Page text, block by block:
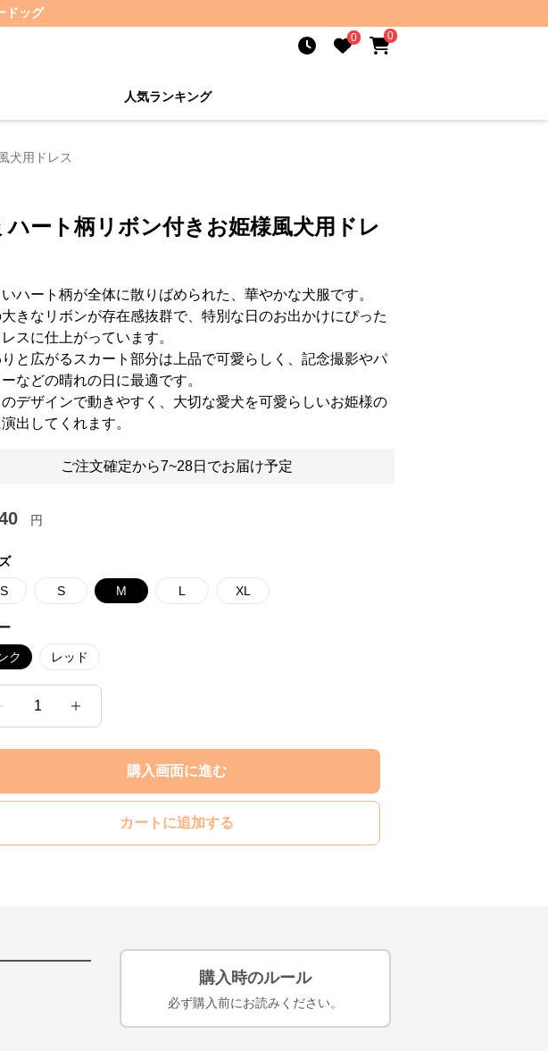
ドッグ
0 0
人気ランキング
犬用ドレス
ハート柄リボン付きお姫様風犬用ドレ
ハート柄が全体に散りばめられた、華やかな犬服です。
きなリボンが存在感抜群で、特別な日のお出かけにぴった
スに仕上がっています。
と広がるスカート部分は上品で可愛らしく、記念撮影やパ
などの晴れの日に最適です。
デザインで動きやすく、大切な愛犬を可愛らしいお姫様の
出してくれます。
ご注文確定から7~28日でお届け予定
円
S M L XL
ク レッド
1
購入画面に進む
カートに追加する
購入時のルール
必ず購入前にお読みください。